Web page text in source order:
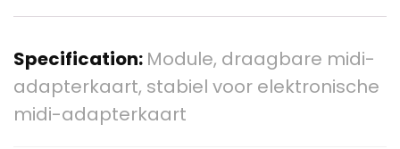
Specification: Module, draagbare midi-
adapterkaart, stabiel voor elektronische
midi-adapterkaart